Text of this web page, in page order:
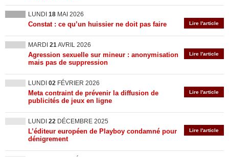
LUNDI 18 MAI 2026
Lire l'article
Constat : ce qu’un huissier ne doit pas faire
MARDI 21AVRIL 2026
Lire l'article
Agression sexuelle sur mineur : anonymisation
mais pas de suppression
LUNDI 02 FÉVRIER 2026
Lire l'article
Meta contraint de prévenir la diffusion de
publicités de jeux en ligne
LUNDI 22 DÉCEMBRE 2025
Lire l'article
L’éditeur européen de Playboy condamné pour
dénigrement